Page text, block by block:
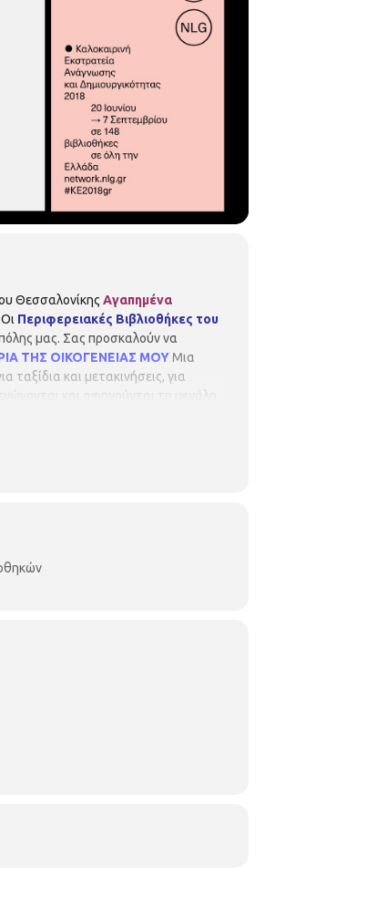
Θεσσαλονίκης Αγαπημένα
Περιφερειακές Βιβλιοθήκες του
μας. Σας προσκαλούν να
ΤΗΣ ΟΙΚΟΓΕΝΕΙΑΣ ΜΟΥΜια
ταξίδια και μετακινήσεις, για
και αφηγούνται τη μεγάλη